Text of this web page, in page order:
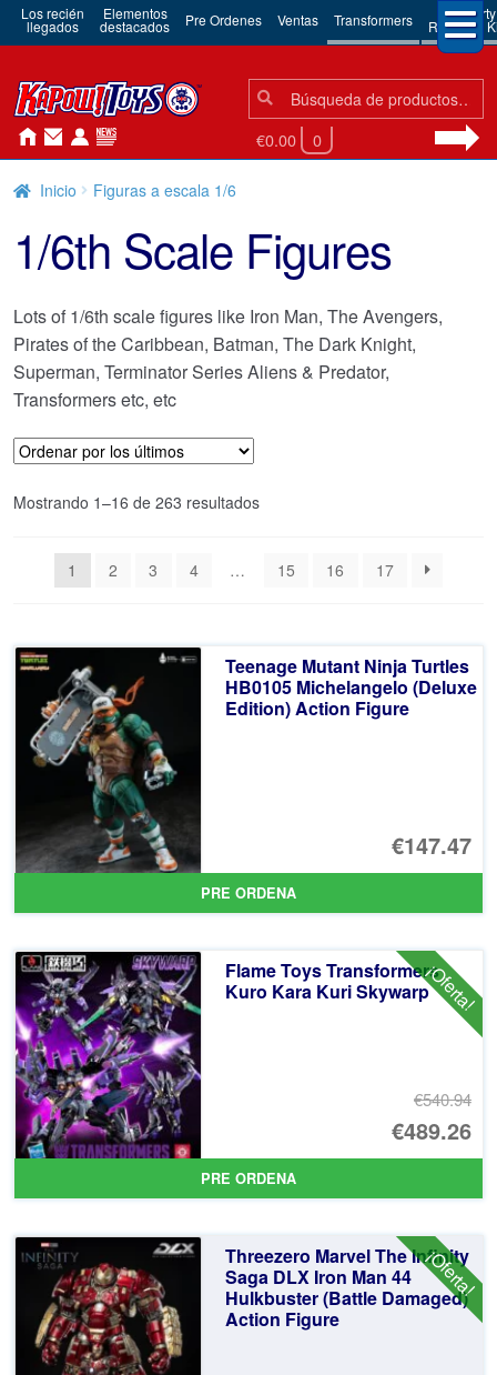
Los recién
llegados
Elementos
destacados Pre Ordenes Ventas Transformers 3rd Party
Robots &
Búsqueda:
Búsqueda
€0.00 0
Inicio Figuras a escala 1/6
1/6th Scale Figures
Lots of 1/6th scale figures like Iron Man, The Avengers,
Pirates of the Caribbean, Batman, The Dark Knight,
Superman, Terminator Series Aliens & Predator,
Transformers etc, etc
Mostrando 1–16 de 263 resultadosOrdenado
últimos
1 2 3 4 … 15 16 17
Teenage Mutant Ninja Turtles
HB0105 Michelangelo (Deluxe
Edition) Action Figure
€147.47
PRE ORDENA
¡Oferta!
Flame Toys Transformers
Kuro Kara Kuri Skywarp
€540.94
El
€489.26
El
PRE ORDENA
¡Oferta!
Threezero Marvel The Infinity
Saga DLX Iron Man 44
Hulkbuster (Battle Damaged)
Action Figure